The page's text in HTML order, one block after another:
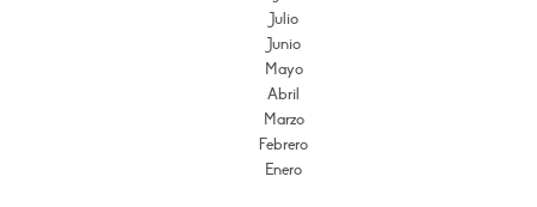
Julio
Junio
Mayo
Abril
Marzo
Febrero
Enero